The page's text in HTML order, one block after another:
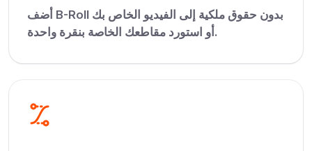
أضف B-Roll بدون حقوق ملكية إلى الفيديو الخاص بك
أو استورد مقاطعك الخاصة بنقرة واحدة.